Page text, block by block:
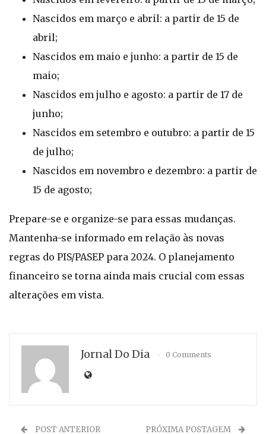
Nascidos em março e abril: a partir de 15 de
abril;
Nascidos em maio e junho: a partir de 15 de
maio;
Nascidos em julho e agosto: a partir de 17 de
junho;
Nascidos em setembro e outubro: a partir de 15
de julho;
Nascidos em novembro e dezembro: a partir de
15 de agosto;
Prepare-se e organize-se para essas mudanças.
Mantenha-se informado em relação às novas
regras do PIS/PASEP para 2024. O planejamento
financeiro se torna ainda mais crucial com essas
alterações em vista.
Jornal Do Dia 0 Comments
POST ANTERIOR PRÓXIMA POSTAGEM